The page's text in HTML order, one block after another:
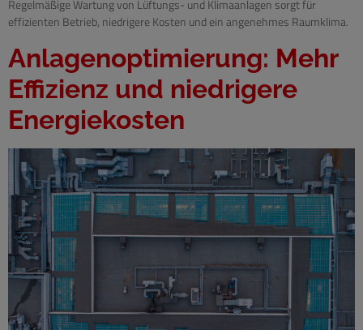
Regelmäßige Wartung von Lüftungs- und Klimaanlagen sorgt für
effizienten Betrieb, niedrigere Kosten und ein angenehmes Raumklima.
Anlagenoptimierung: Mehr
Effizienz und niedrigere
Energiekosten